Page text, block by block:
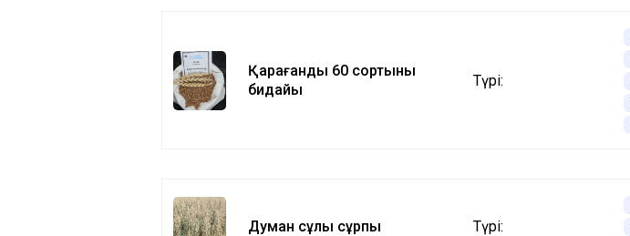
Қарағанды 60 сортының
бидайы
Түрі:
Думан сұлы сұрпы Түрі: